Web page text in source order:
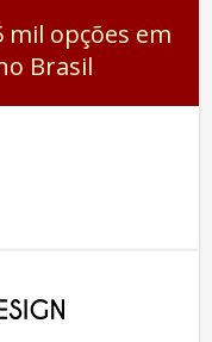
mil opções em
Brasil